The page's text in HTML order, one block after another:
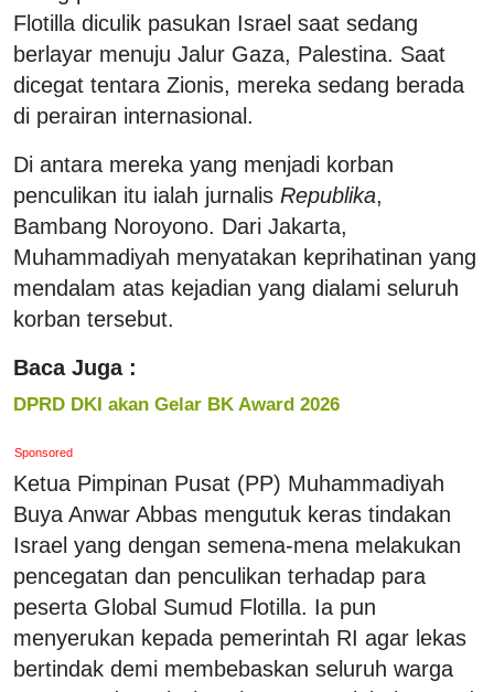
Flotilla diculik pasukan Israel saat sedang
berlayar menuju Jalur Gaza, Palestina. Saat
dicegat tentara Zionis, mereka sedang berada
di perairan internasional.
Di antara mereka yang menjadi korban
penculikan itu ialah jurnalis Republika,
Bambang Noroyono. Dari Jakarta,
Muhammadiyah menyatakan keprihatinan yang
mendalam atas kejadian yang dialami seluruh
korban tersebut.
Baca Juga :
DPRD DKI akan Gelar BK Award 2026
Sponsored
Ketua Pimpinan Pusat (PP) Muhammadiyah
Buya Anwar Abbas mengutuk keras tindakan
Israel yang dengan semena-mena melakukan
pencegatan dan penculikan terhadap para
peserta Global Sumud Flotilla. Ia pun
menyerukan kepada pemerintah RI agar lekas
bertindak demi membebaskan seluruh warga